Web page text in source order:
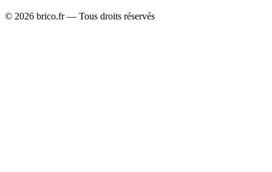
© 2026 brico.fr — Tous droits réservés